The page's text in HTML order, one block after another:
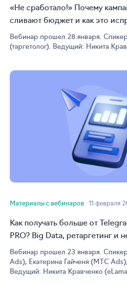
«Не сработало!» Почему
сливают бюджет и как это
Вебинар прошел 28 января.
(таргетолог). Ведущий: Никита
Материалы с вебинаров 11 февраля
Как получать больше от
PRO? Big Data, ретаргетинг и
Вебинар прошел 23 января.
Ads), Екатерина Гайченя (МТС
Ведущий: Никита Кравченко